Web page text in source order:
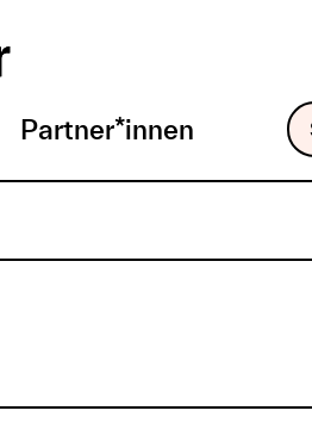
Partner*innen